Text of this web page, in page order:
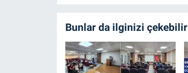
Bunlar da ilginizi çekebilir